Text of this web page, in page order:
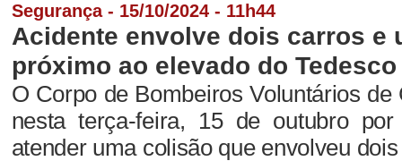
Segurança - 15/10/2024 - 11h44
Acidente envolve dois carros e
próximo ao elevado do Tedesco
O Corpo de Bombeiros Voluntários de
nesta terça-feira, 15 de outubro
atender uma colisão que envolveu